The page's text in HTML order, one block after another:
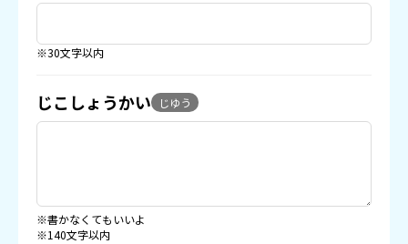
※30文字以内
じこしょうかい じゆう
※書かなくてもいいよ
※140文字以内